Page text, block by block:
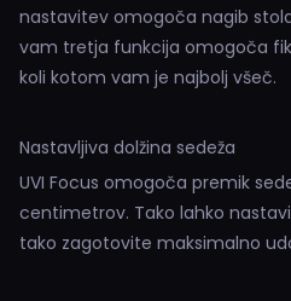
nastavitev omogoča nagib
vam tretja funkcija omogoča
koli kotom vam je najbolj všeč.
Nastavljiva dolžina sedeža
UVI Focus omogoča premik
centimetrov. Tako lahko
tako zagotovite maksimalno